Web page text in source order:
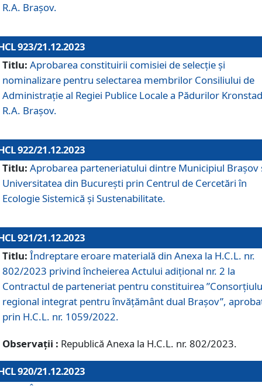
R.A. Brașov.
923/21.12.2023
Titlu: Aprobarea constituirii comisiei de selecție și
nominalizare pentru selectarea membrilor Consiliului de
Administrație al Regiei Publice Locale a Pădurilor
R.A. Brașov.
922/21.12.2023
Titlu: Aprobarea parteneriatului dintre Municipiul Brașov
Universitatea din București prin Centrul de Cercetări în
Ecologie Sistemică și Sustenabilitate.
921/21.12.2023
Titlu: Îndreptare eroare materială din Anexa la H.C.L. nr.
802/2023 privind încheierea Actului adițional nr. 2 la
Contractul de parteneriat pentru constituirea
regional integrat pentru învățământ dual Brașov”,
prin H.C.L. nr. 1059/2022.
Observații : Republică Anexa la H.C.L. nr. 802/2023.
920/21.12.2023